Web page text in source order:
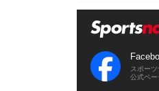
スポー
公式ペー